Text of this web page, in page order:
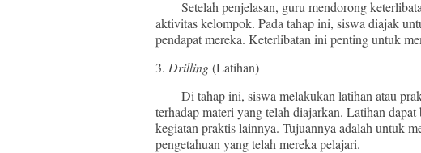
Setelah penjelasan, guru mendorong
aktivitas kelompok. Pada tahap ini, siswa diajak
pendapat mereka. Keterlibatan ini penting untuk
3. Drilling(Latihan)
Di tahap ini, siswa melakukan latihan atau
terhadap materi yang telah diajarkan. Latihan
kegiatan praktis lainnya. Tujuannya adalah untuk
pengetahuan yang telah mereka pelajari.